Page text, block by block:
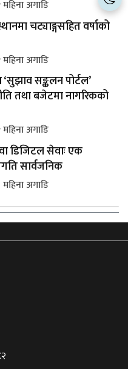
महिना अगाडि
चट्याङ्गसहित वर्षाको
महिना अगाडि
‘सुझाव सङ्कलन पोर्टल’
तथा बजेटमा नागरिकको
महिना अगाडि
डिजिटल सेवाः एक
सार्वजनिक
अगाडि